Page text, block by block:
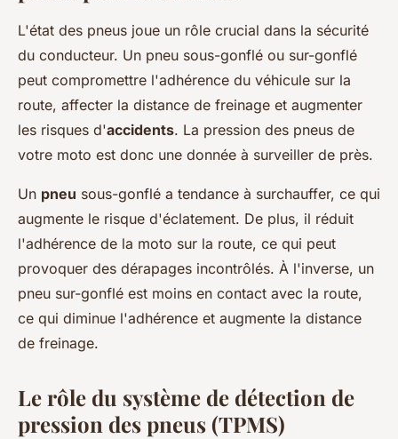
L'état des pneus joue un rôle crucial dans la sécurité
du conducteur. Un pneu sous-gonflé ou sur-gonflé
peut compromettre l'adhérence du véhicule sur la
route, affecter la distance de freinage et augmenter
les risques d'accidents. La pression des pneus de
votre moto est donc une donnée à surveiller de près.
Un pneu sous-gonflé a tendance à surchauffer, ce qui
augmente le risque d'éclatement. De plus, il réduit
l'adhérence de la moto sur la route, ce qui peut
provoquer des dérapages incontrôlés. À l'inverse, un
pneu sur-gonflé est moins en contact avec la route,
ce qui diminue l'adhérence et augmente la distance
de freinage.
Le rôle du système de détection de
pression des pneus (TPMS)